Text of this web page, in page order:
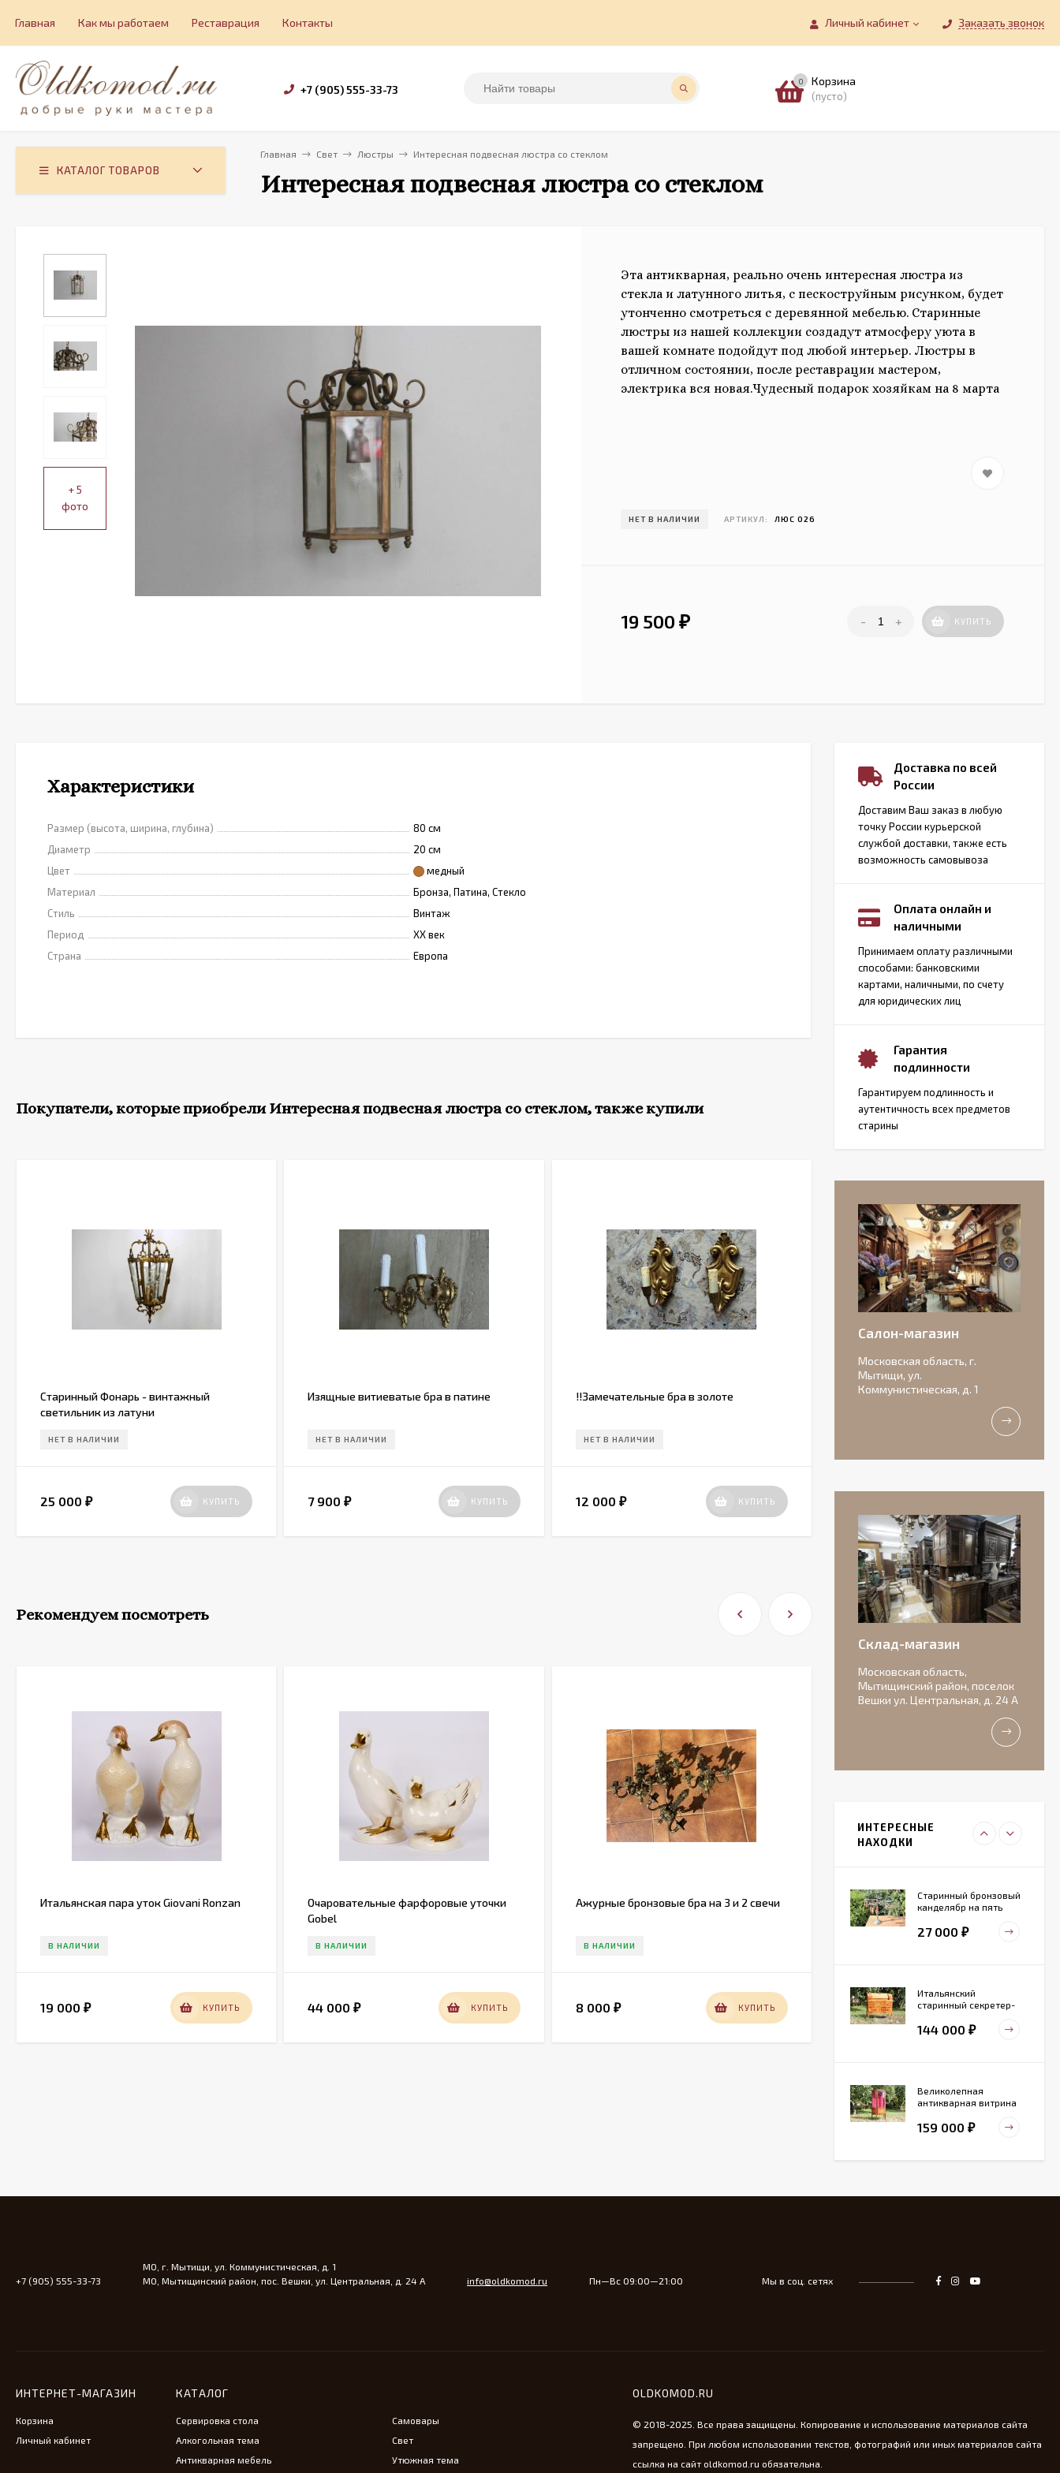
Личный кабинет Заказать звонок
Главная Как мы работаем Реставрация Контакты
+7 (905) 555-33-73
0 Корзина
(пусто)
КАТАЛОГ ТОВАРОВ
Главная Свет Люстры Интересная подвесная люстра со стеклом
Интересная подвесная люстра со стеклом
+ 5
фото
Эта антикварная, реально очень интересная люстра из
стекла и латунного литья, с пескоструйным рисунком, будет
утонченно смотреться с деревянной мебелью. Старинные
люстры из нашей коллекции создадут атмосферу уюта в
вашей комнате подойдут под любой интерьер. Люстры в
отличном состоянии, после реставрации мастером,
электрика вся новая.Чудесный подарок хозяйкам на 8 марта
НЕТ В НАЛИЧИИ АРТИКУЛ: ЛЮС 026
19 500₽ - + КУПИТЬ
Характеристики
Размер (высота, ширина, глубина)
80 см
Диаметр
20 см
Цвет
медный
Материал
Бронза, Патина, Стекло
Стиль
Винтаж
Период
XX век
Страна
Европа
Покупатели, которые приобрели Интересная подвесная люстра со стеклом, также купили
Старинный Фонарь - винтажный
светильник из латуни
НЕТ В НАЛИЧИИ
25 000 ₽ КУПИТЬ
Изящные витиеватые бра в патине
НЕТ В НАЛИЧИИ
7 900₽ КУПИТЬ
!!Замечательные бра в золоте
НЕТ В НАЛИЧИИ
12 000 ₽ КУПИТЬ
Старинный Фонарь - винтажный
Рекомендуем посмотреть
Итальянская пара уток Giovani Ronzan
В НАЛИЧИИ
19 000 ₽ КУПИТЬ
Очаровательные фарфоровые уточки
Gobel
В НАЛИЧИИ
44 000₽ КУПИТЬ
Ажурные бронзовые бра на 3 и 2 свечи
В НАЛИЧИИ
8 000 ₽ КУПИТЬ
Французский набор ножей с
рукоятками из рога.
12 000₽ КУПИТЬ
Доставка по всей
России
Доставим Ваш заказ в любую
точку России курьерской
службой доставки, также есть
возможность самовывоза
Оплата онлайн и
наличными
Принимаем оплату различными
способами: банковскими
картами, наличными, по счету
для юридических лиц
Гарантия
подлинности
Гарантируем подлинность и
аутентичность всех предметов
старины
Салон-магазин
Московская область, г.
Мытищи, ул.
Коммунистическая, д. 1
Склад-магазин
Московская область,
Мытищинский район, поселок
Вешки ул. Центральная, д. 24 А
ИНТЕРЕСНЫЕ
НАХОДКИ
Антикварная
бисквитная
композиция с
156 000
Очаровательные
Идеальное состояние.
фарфоровый
светильник
27 000
Старинный бронзовый
канделябр на пять
27 000 ₽
Итальянский
старинный секретер-
144 000 ₽
Великолепная
антикварная витрина
159 000 ₽
Тарелка для
13 800₽
+7 (905) 555-33-73
МО, г. Мытищи, ул. Коммунистическая, д. 1
МО, Мытищинский район, пос. Вешки, ул. Центральная, д. 24 А
info@oldkomod.ru Пн—Вс 09:00—21:00 Мы в соц. сетях
ИНТЕРНЕТ-МАГАЗИН
Корзина
Личный кабинет
КАТАЛОГ
Сервировка стола
Алкогольная тема
Антикварная мебель
Самовары
Свет
Утюжная тема
OLDKOMOD.RU
© 2018-2025. Все права защищены. Копирование и использование материалов сайта
запрещено. При любом использовании текстов, фотографий или иных материалов сайта
ссылка на сайт oldkomod.ru обязательна.